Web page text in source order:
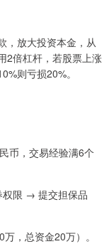
，放大投资本金，从
2倍杠杆，若股票上涨
则亏损20%。
币，交易经验满6个
权限 → 提交担保品
，总资金20万）。